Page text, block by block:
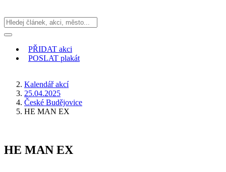
PŘIDAT akci
POSLAT plakát
Kalendář akcí
25.04.2025
České Budějovice
HE MAN EX
HE MAN EX